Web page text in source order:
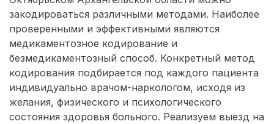
закодироваться различными методами. Наиболее
проверенными и эффективными являются
медикаментозное кодирование и
безмедикаментозный способ. Конкретный метод
кодирования подбирается под каждого пациента
индивидуально врачом-наркологом, исходя из
желания, физического и психологического
состояния здоровья больного. Реализуем выезд на